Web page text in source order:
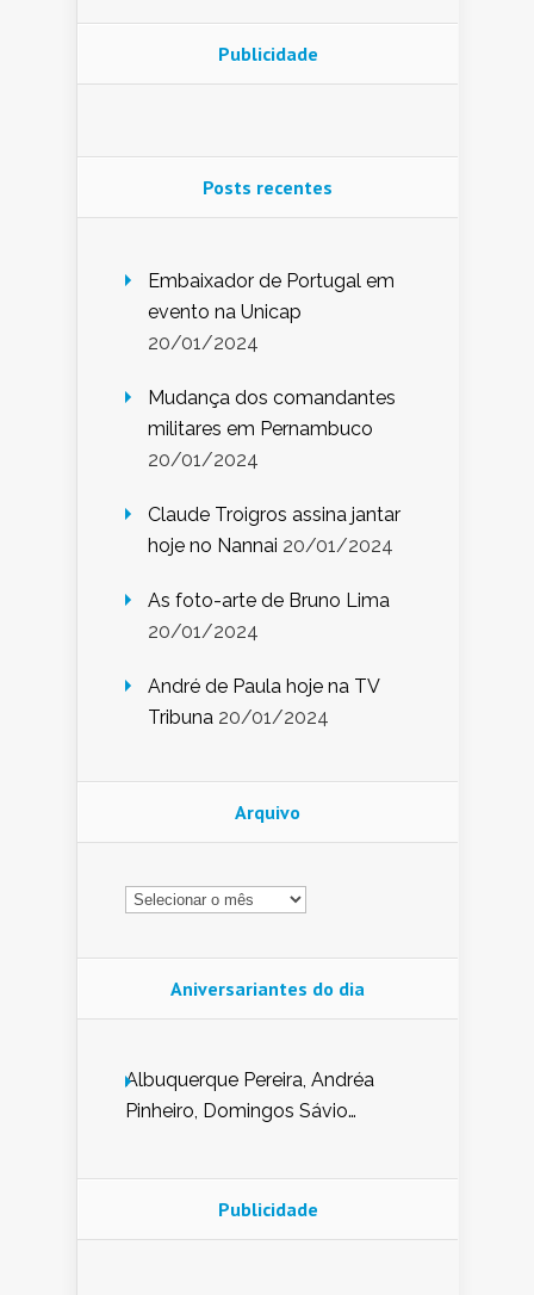
Publicidade
Posts recentes
Embaixador de Portugal em
evento na Unicap
20/01/2024
Mudança dos comandantes
militares em Pernambuco
20/01/2024
Claude Troigros assina jantar
hoje no Nannai 20/01/2024
As foto-arte de Bruno Lima
20/01/2024
André de Paula hoje na TV
Tribuna 20/01/2024
Arquivo
Arquivo
Aniversariantes do dia
Albuquerque Pereira, Andréa
Pinheiro, Domingos Sávio
Nunes de Sena, Fátima Peixoto,
Glória Pereira, Kátia Mesel,
Publicidade